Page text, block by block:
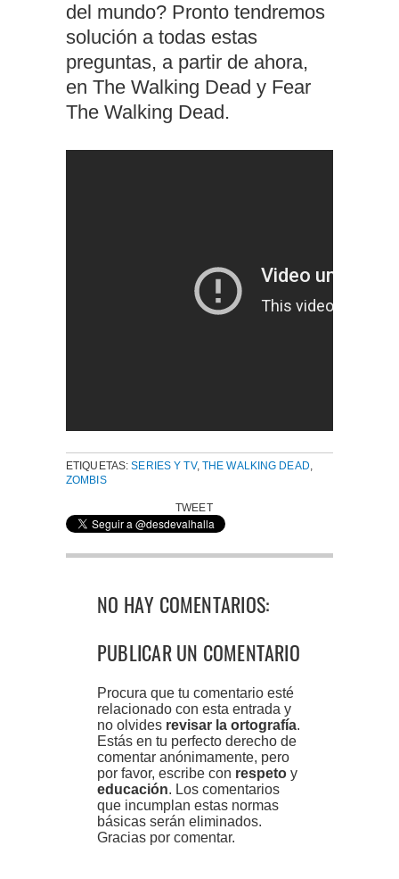
del mundo? Pronto tendremos
solución a todas estas
preguntas, a partir de ahora,
en The Walking Dead y Fear
The Walking Dead.
ETIQUETAS:SERIES Y TV, THE WALKING DEAD
ZOMBIS
TWEET
NO HAY COMENTARIOS:
PUBLICAR UN COMENTARIO
Procura que tu comentario esté
relacionado con esta entrada y
no olvides revisar la ortografía.
Estás en tu perfecto derecho de
comentar anónimamente, pero
por favor, escribe con respeto y
educación. Los comentarios
que incumplan estas normas
básicas serán eliminados.
Gracias por comentar.